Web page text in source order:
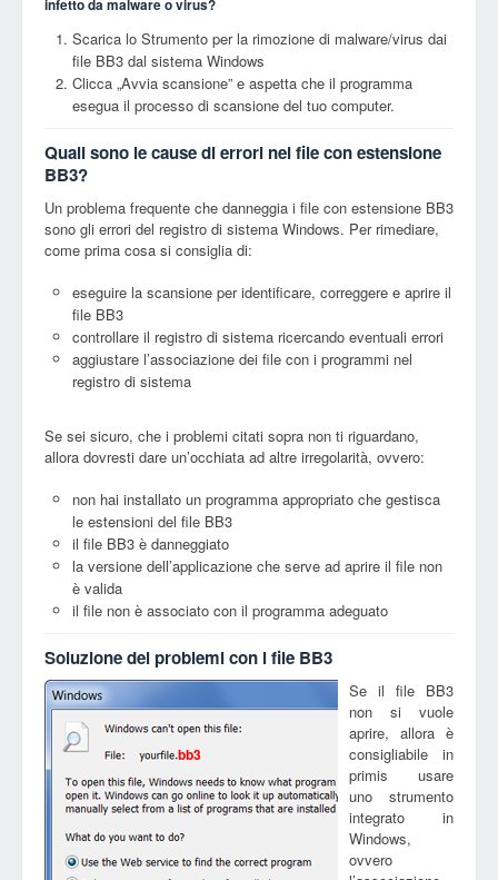
infetto da malware o virus?
Scarica lo Strumento per la rimozione di malware/virus dai
file BB3 dal sistema Windows
Clicca „Avvia scansione” e aspetta che il programma
esegua il processo di scansione del tuo computer.
Quali sono le cause di errori nei file con estensione
BB3?
Un problema frequente che danneggia i file con estensione BB3
sono gli errori del registro di sistema Windows. Per rimediare,
come prima cosa si consiglia di:
eseguire la scansione per identificare, correggere e aprire il
file BB3
controllare il registro di sistema ricercando eventuali errori
aggiustare l’associazione dei file con i programmi nel
registro di sistema
Se sei sicuro, che i problemi citati sopra non ti riguardano,
allora dovresti dare un’occhiata ad altre irregolarità, ovvero:
non hai installato un programma appropriato che gestisca
le estensioni del file BB3
il file BB3 è danneggiato
la versione dell’applicazione che serve ad aprire il file non
è valida
il file non è associato con il programma adeguato
Soluzione dei problemi con i file BB3
bb3
Se il file BB3
non si vuole
aprire, allora è
consigliabile in
primis usare
uno strumento
integrato in
Windows,
ovvero